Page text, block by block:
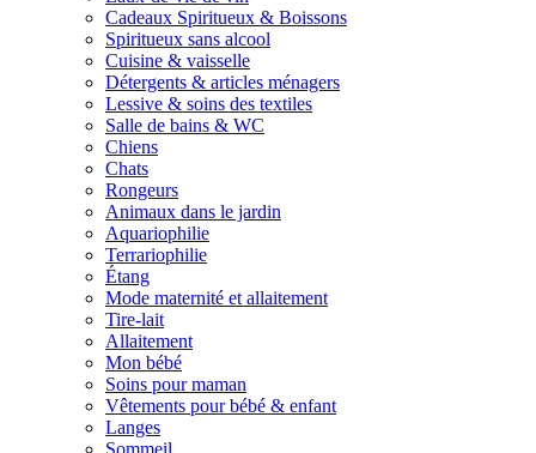
Cadeaux Spiritueux & Boissons
Spiritueux sans alcool
Cuisine & vaisselle
Détergents & articles ménagers
Lessive & soins des textiles
Salle de bains & WC
Chiens
Chats
Rongeurs
Animaux dans le jardin
Aquariophilie
Terrariophilie
Étang
Mode maternité et allaitement
Tire-lait
Allaitement
Mon bébé
Soins pour maman
Vêtements pour bébé & enfant
Langes
Sommeil